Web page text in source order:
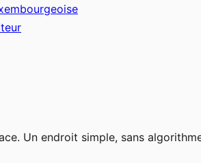
Un endroit simple, sans